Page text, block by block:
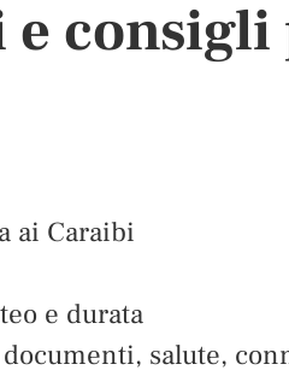
ai Caraibi
e durata
salute,